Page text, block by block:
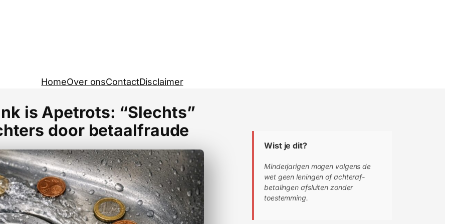
HomeOver onsContactDisclaimer
is Apetrots: “Slechts”
door betaalfraude
Wist je dit?
Minderjarigen mogen volgens de
wet geen leningen of achteraf-
betalingen afsluiten zonder
toestemming.